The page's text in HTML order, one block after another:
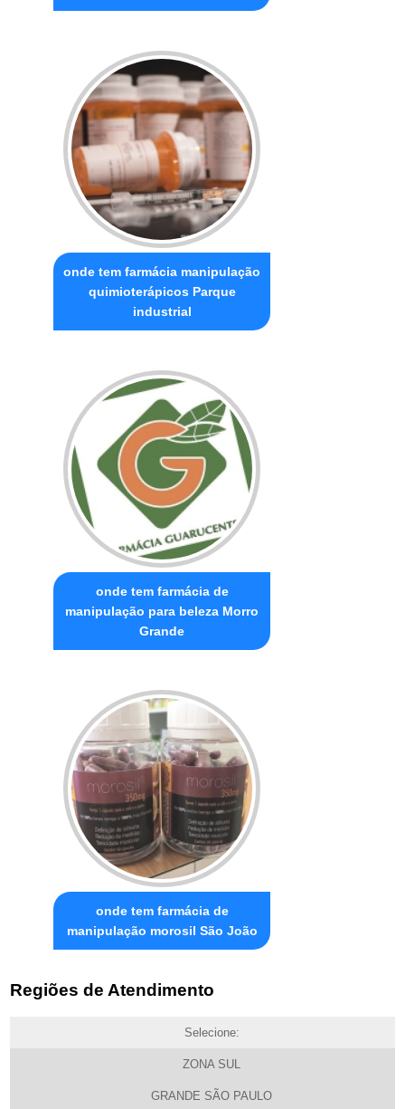
onde tem farmácia manipulação
quimioterápicos Parque
industrial
onde tem farmácia de
manipulação para beleza Morro
Grande
onde tem farmácia de
manipulação morosil São João
Regiões de Atendimento
Selecione:
ZONA SUL
GRANDE SÃO PAULO